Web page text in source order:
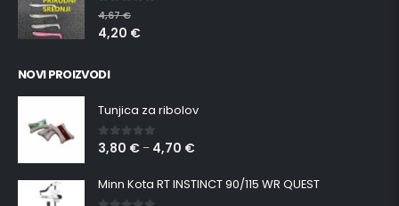
0 out of 5
4,67€
4,20 €
NOVI PROIZVODI
Tunjica za ribolov
0 out of 5
3,80 € – 4,70 €
Minn Kota RT INSTINCT 90/115 WR QUEST